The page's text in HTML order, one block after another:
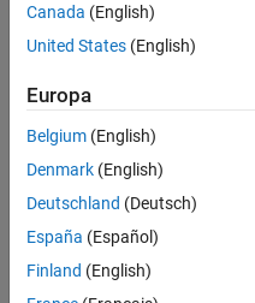
Business Model Team
Ordenar por
Guardar
empleos
seleccionados
No se
han
traducido
todos
Canada (English)
United States (English)
Europa
Belgium (English)
Denmark (English)
Deutschland (Deutsch)
España (Español)
Finland (English)